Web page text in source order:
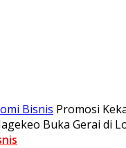
Bisnis Promosi
Buka Gerai di